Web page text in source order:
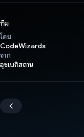
ทีม
โดย
CodeWizards
จาก
อุซเบกิสถาน